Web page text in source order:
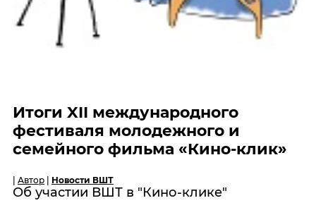
Итоги XII международного
фестиваля молодежного и
семейного фильма «Кино-клик»
Автор Новости ВШТ
Об участии ВШТ в "Кино-клике"